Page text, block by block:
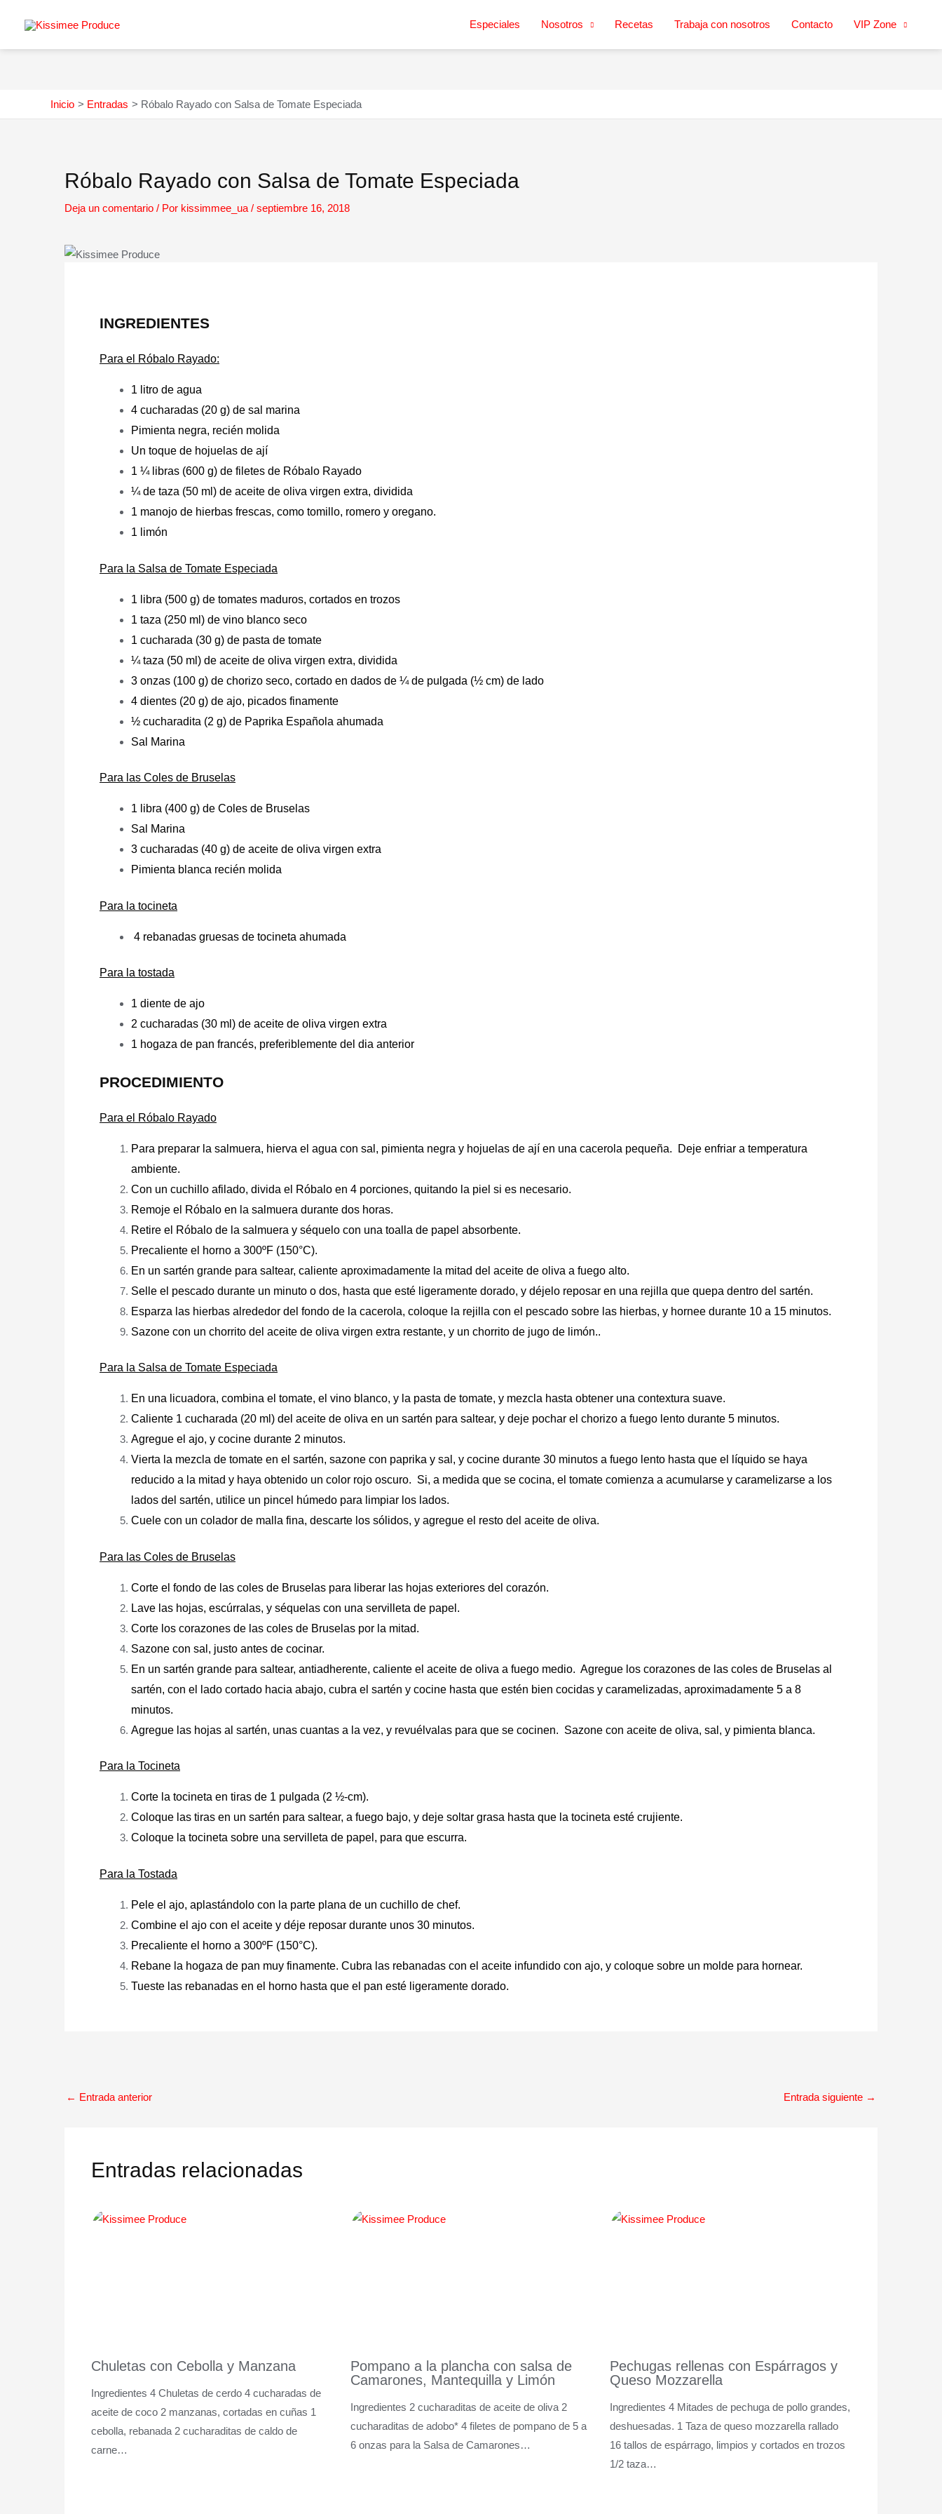
contenido
Especiales Nosotros Recetas Trabaja con nosotros Contacto VIP Zone
Inicio Entradas Róbalo Rayado con Salsa de Tomate Especiada
Róbalo Rayado con Salsa de Tomate Especiada
Deja un comentario / Por kissimmee_ua / septiembre 16, 2018
INGREDIENTES
Para el Róbalo Rayado:
1 litro de agua
4 cucharadas (20 g) de sal marina
Pimienta negra, recién molida
Un toque de hojuelas de ají
1 ¼ libras (600 g) de filetes de Róbalo Rayado
¼ de taza (50 ml) de aceite de oliva virgen extra, dividida
1 manojo de hierbas frescas, como tomillo, romero y oregano.
1 limón
Para la Salsa de Tomate Especiada
1 libra (500 g) de tomates maduros, cortados en trozos
1 taza (250 ml) de vino blanco seco
1 cucharada (30 g) de pasta de tomate
¼ taza (50 ml) de aceite de oliva virgen extra, dividida
3 onzas (100 g) de chorizo seco, cortado en dados de ¼ de pulgada (½ cm) de lado
4 dientes (20 g) de ajo, picados finamente
½ cucharadita (2 g) de Paprika Española ahumada
Sal Marina
Para las Coles de Bruselas
1 libra (400 g) de Coles de Bruselas
Sal Marina
3 cucharadas (40 g) de aceite de oliva virgen extra
Pimienta blanca recién molida
Para la tocineta
4 rebanadas gruesas de tocineta ahumada
Para la tostada
1 diente de ajo
2 cucharadas (30 ml) de aceite de oliva virgen extra
1 hogaza de pan francés, preferiblemente del dia anterior
PROCEDIMIENTO
Para el Róbalo Rayado
Para preparar la salmuera, hierva el agua con sal, pimienta negra y hojuelas de ají en una cacerola pequeña. Deje enfriar a temperatura
ambiente.
Con un cuchillo afilado, divida el Róbalo en 4 porciones, quitando la piel si es necesario.
Remoje el Róbalo en la salmuera durante dos horas.
Retire el Róbalo de la salmuera y séquelo con una toalla de papel absorbente.
Precaliente el horno a 300ºF (150°C).
En un sartén grande para saltear, caliente aproximadamente la mitad del aceite de oliva a fuego alto.
Selle el pescado durante un minuto o dos, hasta que esté ligeramente dorado, y déjelo reposar en una rejilla que quepa dentro del sartén.
Esparza las hierbas alrededor del fondo de la cacerola, coloque la rejilla con el pescado sobre las hierbas, y hornee durante 10 a 15 minutos.
Sazone con un chorrito del aceite de oliva virgen extra restante, y un chorrito de jugo de limón..
Para la Salsa de Tomate Especiada
En una licuadora, combina el tomate, el vino blanco, y la pasta de tomate, y mezcla hasta obtener una contextura suave.
Caliente 1 cucharada (20 ml) del aceite de oliva en un sartén para saltear, y deje pochar el chorizo a fuego lento durante 5 minutos.
Agregue el ajo, y cocine durante 2 minutos.
Vierta la mezcla de tomate en el sartén, sazone con paprika y sal, y cocine durante 30 minutos a fuego lento hasta que el líquido se haya
reducido a la mitad y haya obtenido un color rojo oscuro. Si, a medida que se cocina, el tomate comienza a acumularse y caramelizarse a los
lados del sartén, utilice un pincel húmedo para limpiar los lados.
Cuele con un colador de malla fina, descarte los sólidos, y agregue el resto del aceite de oliva.
Para las Coles de Bruselas
Corte el fondo de las coles de Bruselas para liberar las hojas exteriores del corazón.
Lave las hojas, escúrralas, y séquelas con una servilleta de papel.
Corte los corazones de las coles de Bruselas por la mitad.
Sazone con sal, justo antes de cocinar.
En un sartén grande para saltear, antiadherente, caliente el aceite de oliva a fuego medio. Agregue los corazones de las coles de Bruselas al
sartén, con el lado cortado hacia abajo, cubra el sartén y cocine hasta que estén bien cocidas y caramelizadas, aproximadamente 5 a 8
minutos.
Agregue las hojas al sartén, unas cuantas a la vez, y revuélvalas para que se cocinen. Sazone con aceite de oliva, sal, y pimienta blanca.
Para la Tocineta
Corte la tocineta en tiras de 1 pulgada (2 ½-cm).
Coloque las tiras en un sartén para saltear, a fuego bajo, y deje soltar grasa hasta que la tocineta esté crujiente.
Coloque la tocineta sobre una servilleta de papel, para que escurra.
Para la Tostada
Pele el ajo, aplastándolo con la parte plana de un cuchillo de chef.
Combine el ajo con el aceite y déje reposar durante unos 30 minutos.
Precaliente el horno a 300ºF (150°C).
Rebane la hogaza de pan muy finamente. Cubra las rebanadas con el aceite infundido con ajo, y coloque sobre un molde para hornear.
Tueste las rebanadas en el horno hasta que el pan esté ligeramente dorado.
Navegación
de
entradas
← Entrada anterior Entrada siguiente →
Entradas relacionadas
Chuletas con Cebolla y Manzana
Ingredientes 4 Chuletas de cerdo 4 cucharadas de
aceite de coco 2 manzanas, cortadas en cuñas 1
cebolla, rebanada 2 cucharaditas de caldo de
carne…
Pompano a la plancha con salsa de
Camarones, Mantequilla y Limón
Ingredientes 2 cucharaditas de aceite de oliva 2
cucharaditas de adobo* 4 filetes de pompano de 5 a
6 onzas para la Salsa de Camarones…
Pechugas rellenas con Espárragos y
Queso Mozzarella
Ingredientes 4 Mitades de pechuga de pollo grandes,
deshuesadas. 1 Taza de queso mozzarella rallado
16 tallos de espárrago, limpios y cortados en trozos
1/2 taza…